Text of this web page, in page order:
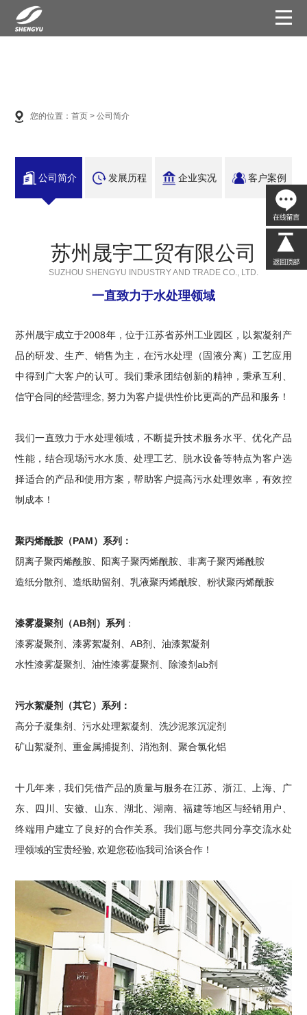
您的位置：首页 >公司简介
公司简介 发展历程 企业实况 客户案例
苏州晟宇工贸有限公司
SUZHOU SHENGYU INDUSTRY AND TRADE CO., LTD.
一直致力于水处理领域
苏州晟宇成立于2008年，位于江苏省苏州工业园区，以絮凝剂产
品的研发、生产、销售为主，在污水处理（固液分离）工艺应用
中得到广大客户的认可。我们秉承团结创新的精神，秉承互利、
信守合同的经营理念, 努力为客户提供性价比更高的产品和服务！
我们一直致力于水处理领域，不断提升技术服务水平、优化产品
性能，结合现场污水水质、处理工艺、脱水设备等特点为客户选
择适合的产品和使用方案，帮助客户提高污水处理效率，有效控
制成本！
聚丙烯酰胺（PAM）系列：
阴离子聚丙烯酰胺、阳离子聚丙烯酰胺、非离子聚丙烯酰胺
造纸分散剂、造纸助留剂、乳液聚丙烯酰胺、粉状聚丙烯酰胺
漆雾凝聚剂（AB剂）系列 ：
漆雾凝聚剂、漆雾絮凝剂、AB剂、油漆絮凝剂
水性漆雾凝聚剂、油性漆雾凝聚剂、除漆剂ab剂
污水絮凝剂（其它）系列：
高分子凝集剂、污水处理絮凝剂、洗沙泥浆沉淀剂
矿山絮凝剂、重金属捕捉剂、消泡剂、聚合氯化铝
十几年来，我们凭借产品的质量与服务在江苏、浙江、上海、广
东、四川、安徽、山东、湖北、湖南、福建等地区与经销用户、
终端用户建立了良好的合作关系。我们愿与您共同分享交流水处
理领域的宝贵经验, 欢迎您莅临我司洽谈合作！